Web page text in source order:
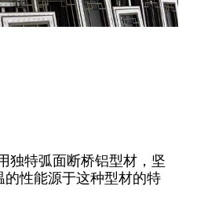
独特弧面断桥铝型材，坚
的性能源于这种型材的特